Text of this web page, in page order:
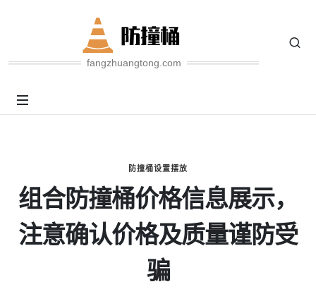
fangzhuangtong.com
防撞桶设置摆放
组合防撞桶价格信息展示，
注意确认价格及质量谨防受
骗